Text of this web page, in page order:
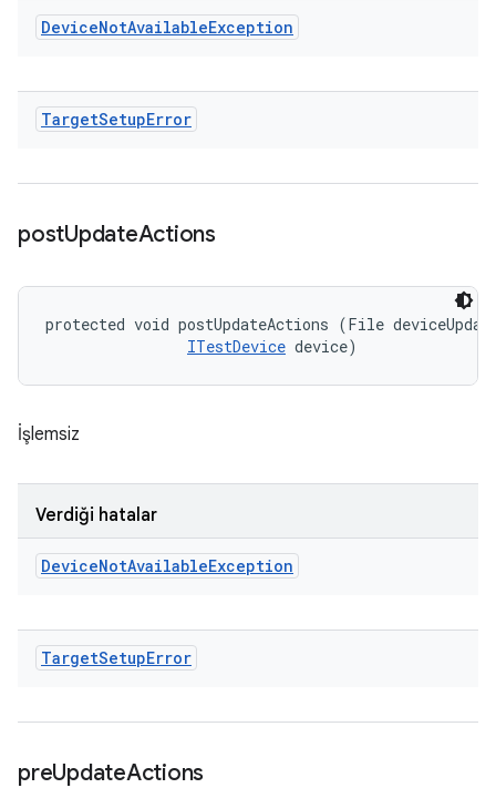
DeviceNotAvailableException
TargetSetupError
postUpdateActions
protected void postUpdateActions (File
ITestDevice device)
İşlemsiz
Verdiği hatalar
DeviceNotAvailableException
TargetSetupError
preUpdateActions